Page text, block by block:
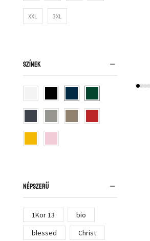
XXL 3XL
SZÍNEK
NÉPSZERŰ
1Kor 13
bio
blessed
Christ